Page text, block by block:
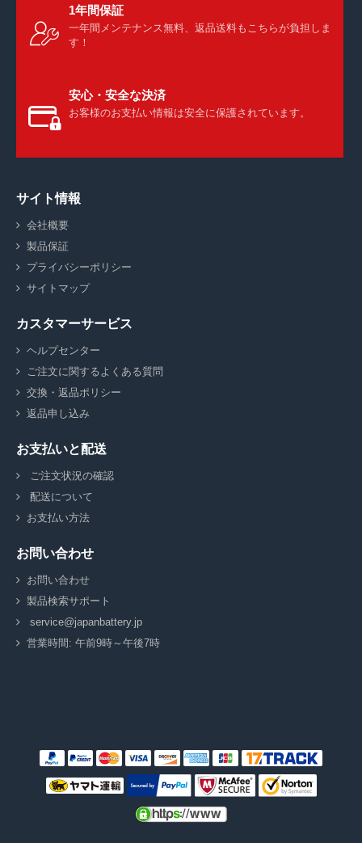
1年間保証
一年間メンテナンス無料、返品送料もこちらが負担しま
す！
安心・安全な決済
お客様のお支払い情報は安全に保護されています。
サイト情報
会社概要
製品保証
プライバシーポリシー
サイトマップ
カスタマーサービス
ヘルプセンター
ご注文に関するよくある質問
交換・返品ポリシー
返品申し込み
お支払いと配送
ご注文状況の確認
配送について
お支払い方法
お問い合わせ
お問い合わせ
製品検索サポート
service@japanbattery.jp
営業時間: 午前9時～午後7時